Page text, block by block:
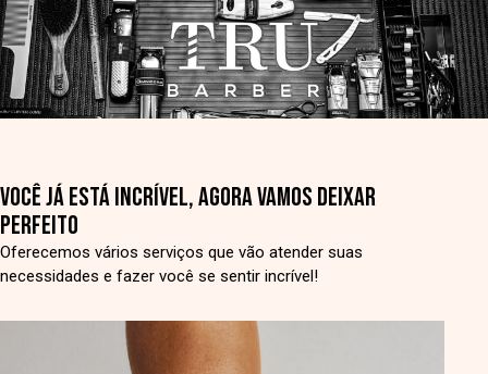
VOCÊ JÁ ESTÁ INCRÍVEL, AGORA VAMOS DEIXAR
PERFEITO
Oferecemos vários serviços que vão atender suas
necessidades e fazer você se sentir incrível!